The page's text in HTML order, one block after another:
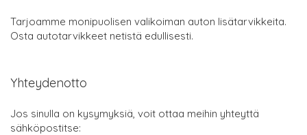
Tarjoamme monipuolisen valikoiman auton lisätarvikkeita.
Osta autotarvikkeet netistä edullisesti.
Yhteydenotto
Jos sinulla on kysymyksiä, voit ottaa meihin yhteyttä
sähköpostitse: